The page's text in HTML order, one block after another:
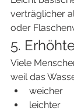
verträglicher
oder
5.
Viele
weil das
weicher
leichter